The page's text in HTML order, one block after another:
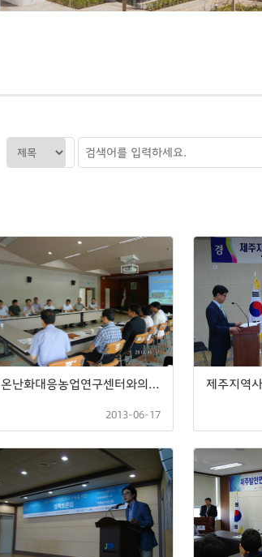
온난화대응농업연구센터와의 간담회
2013-06-17